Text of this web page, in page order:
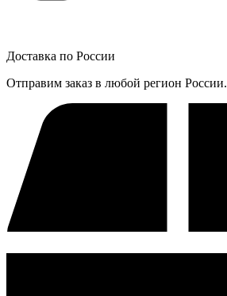
Доставка по России
Отправим заказ в любой регион России.